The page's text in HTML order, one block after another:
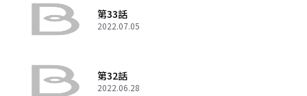
第33話
2022.07.05
第32話
2022.06.28